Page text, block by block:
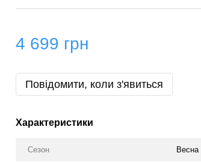
4 699 грн
Повідомити, коли з'явиться
Характеристики
Сезон Весна